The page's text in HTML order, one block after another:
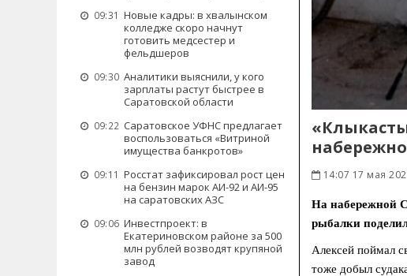
09:31 Новые кадры: в хвалынском
колледже скоро начнут
готовить медсестер и
фельдшеров
09:30 Аналитики выяснили, у кого
зарплаты растут быстрее в
Саратовской области
09:22 Саратовское УФНС предлагает
воспользоваться «Витриной
имущества банкротов»
09:11 Росстат зафиксировал рост цен
на бензин марок АИ-92 и АИ-95
на саратовских АЗС
09:06 Инвестпроект: в
Екатериновском районе за 500
млн рублей возводят крупяной
завод
14:07 17 мая
На набережной
рыбалки
Алексей поймал
тоже добыл